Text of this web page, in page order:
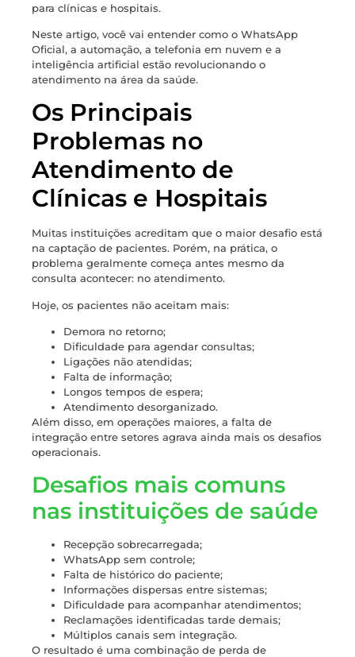
para clínicas e hospitais.
Neste artigo, você vai entender como o WhatsApp
Oficial, a automação, a telefonia em nuvem e a
inteligência artificial estão revolucionando o
atendimento na área da saúde.
Os Principais
Problemas no
Atendimento de
Clínicas e Hospitais
Muitas instituições acreditam que o maior desafio está
na captação de pacientes. Porém, na prática, o
problema geralmente começa antes mesmo da
consulta acontecer: no atendimento.
Hoje, os pacientes não aceitam mais:
Demora no retorno;
Dificuldade para agendar consultas;
Ligações não atendidas;
Falta de informação;
Longos tempos de espera;
Atendimento desorganizado.
Além disso, em operações maiores, a falta de
integração entre setores agrava ainda mais os desafios
operacionais.
Desafios mais comuns
nas instituições de saúde
Recepção sobrecarregada;
WhatsApp sem controle;
Falta de histórico do paciente;
Informações dispersas entre sistemas;
Dificuldade para acompanhar atendimentos;
Reclamações identificadas tarde demais;
Múltiplos canais sem integração.
O resultado é uma combinação de perda de